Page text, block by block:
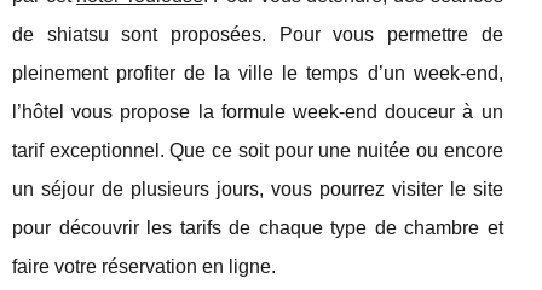
de shiatsu sont proposées. Pour vous permettre de
pleinement profiter de la ville le temps d’un week-end,
l’hôtel vous propose la formule week-end douceur à un
tarif exceptionnel. Que ce soit pour une nuitée ou encore
un séjour de plusieurs jours, vous pourrez visiter le site
pour découvrir les tarifs de chaque type de chambre et
faire votre réservation en ligne.